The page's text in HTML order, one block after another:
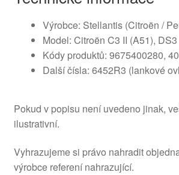
Výrobce: Stellantis (Citroën /
Model: Citroën C3 II (A51), DS3
Kódy produktů: 9675400280,
Další čísla: 6452R3 (lankové
Pokud v popisu není uvedeno jinak,
ilustrativní.
Vyhrazujeme si právo nahradit
výrobce referení nahrazující.